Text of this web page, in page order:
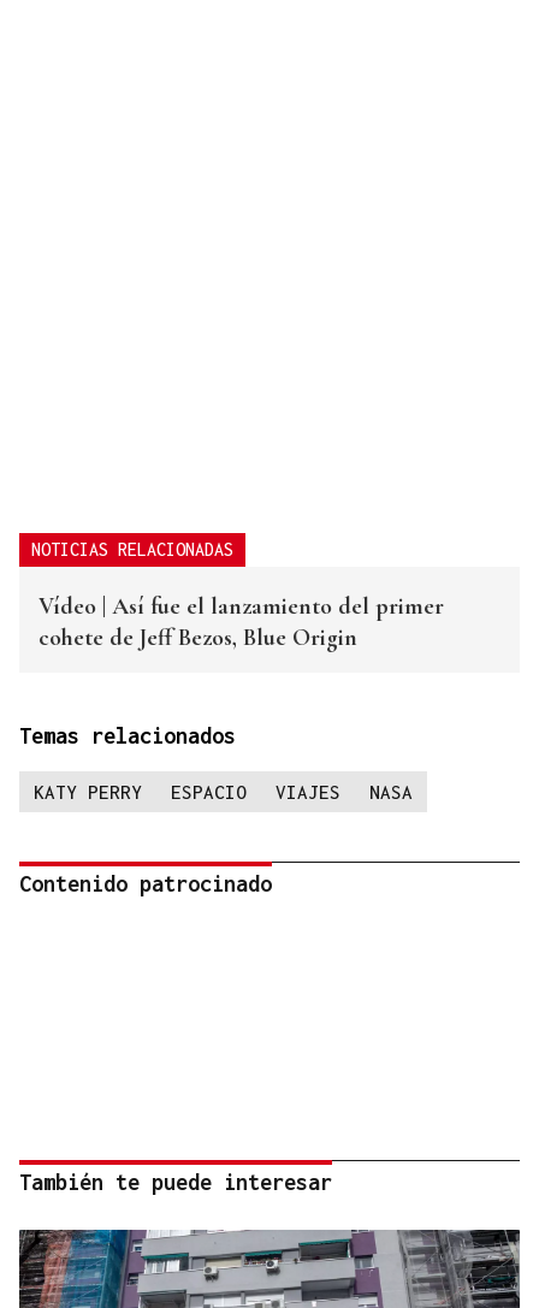
NOTICIAS RELACIONADAS
Vídeo | Así fue el lanzamiento del primer
cohete de Jeff Bezos, Blue Origin
Temas relacionados
KATY PERRY ESPACIO VIAJES NASA
Contenido patrocinado
También te puede interesar